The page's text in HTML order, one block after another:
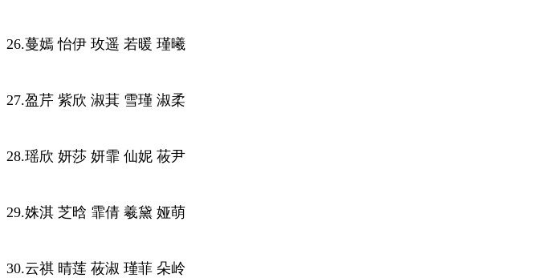
26.蔓嫣 怡伊 玫遥 若暖 瑾曦
27.盈芹 紫欣 淑萁 雪瑾 淑柔
28.瑶欣 妍莎 妍霏 仙妮 莜尹
29.姝淇 芝晗 霏倩 羲黛 娅萌
30.云祺 晴莲 莜淑 瑾菲 朵岭